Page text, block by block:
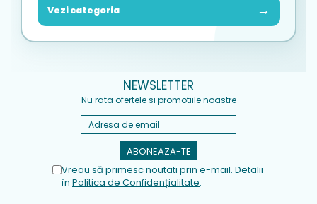
Vezi categoria →
NEWSLETTER
Nu rata ofertele si promotiile noastre
Vreau să primesc noutati prin e-mail. Detalii
în Politica de Confidențialitate.